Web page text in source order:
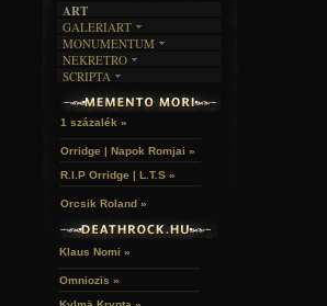
ART
GALERIART
ARTGALERI
KÉPREGÉNYEK
LAKÁSKULTS
MONUMENTUM
TEMETŐK
TEMPLOMOK
VÁRAK
HELYEK
NEKRETRO
SZUBKULT
FEKETE LYUK
RELIKVIÁK
SCRIPTA
NOVELLÁK
VERSEK
1 százalék »
Orridge | Napok Romjai »
R.I.P Orridge | L.T.S »
Orcsik Roland »
Klaus Nomi »
Omniozis »